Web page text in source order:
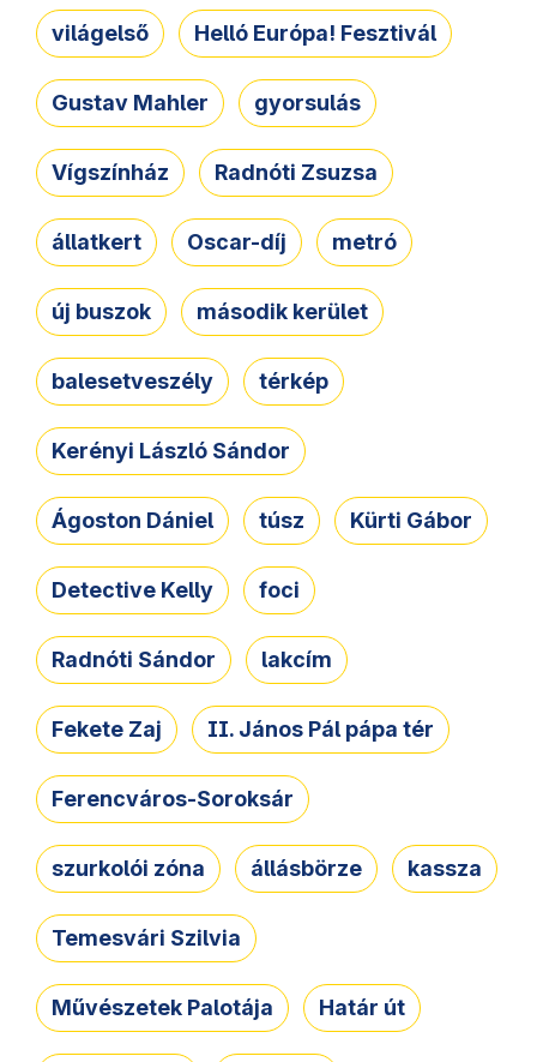
világelső Helló Európa! Fesztivál
Gustav Mahler gyorsulás
Vígszínház Radnóti Zsuzsa
állatkert Oscar-díj metró
új buszok második kerület
balesetveszély térkép
Kerényi László Sándor
Ágoston Dániel túsz Kürti Gábor
Detective Kelly foci
Radnóti Sándor lakcím
Fekete Zaj II. János Pál pápa tér
Ferencváros-Soroksár
szurkolói zóna állásbörze kassza
Temesvári Szilvia
Művészetek Palotája Határ út